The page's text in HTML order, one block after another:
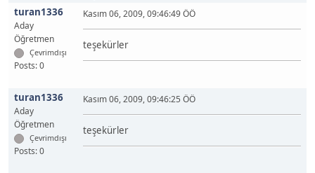
turan1336
Aday
Öğretmen
Çevrimdışı
Posts: 0
Kasım 06, 2009, 09:46:49 ÖÖ
teşekürler
turan1336
Aday
Öğretmen
Çevrimdışı
Posts: 0
Kasım 06, 2009, 09:46:25 ÖÖ
teşekürler